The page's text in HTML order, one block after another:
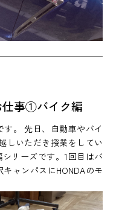
仕事①バイク編
。 先日、自動車やバイ
しいただき授業をしてい
リーズです。1回目はバ
ャンパスにHONDAのモ